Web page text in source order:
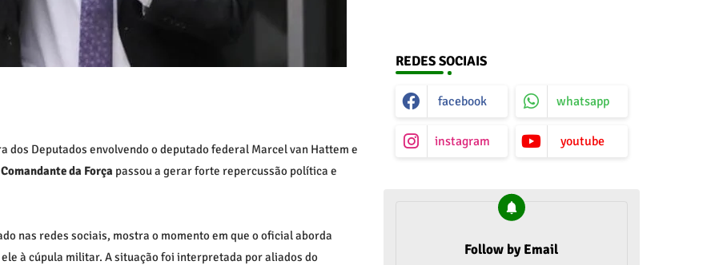
dos Deputados envolvendo o deputado federal Marcel van Hattem e
da Força passou a gerar forte repercussão política e
nas redes sociais, mostra o momento em que o oficial aborda
à cúpula militar. A situação foi interpretada por aliados do
REDES SOCIAIS
facebook whatsapp
instagram youtube
Follow by Email